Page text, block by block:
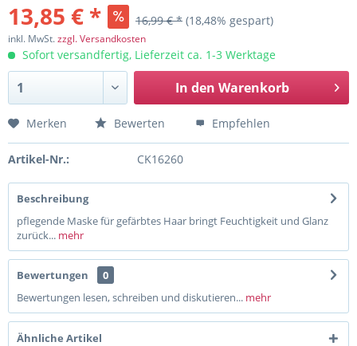
13,85 € * 16,99 € * (18,48% gespart)
inkl. MwSt.zzgl. Versandkosten
Sofort versandfertig, Lieferzeit ca. 1-3 Werktage
In den Warenkorb
Merken Bewerten Empfehlen
Artikel-Nr.: CK16260
Beschreibung
pflegende Maske für gefärbtes Haar bringt Feuchtigkeit und Glanz
zurück... mehr
Bewertungen
0
Bewertungen lesen, schreiben und diskutieren... mehr
Ähnliche Artikel